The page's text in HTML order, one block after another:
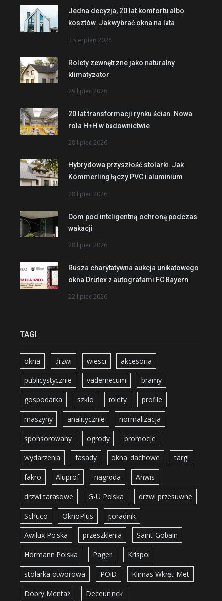
Jedna decyzja, 20 lat komfortu albo
kosztów. Jak wybrać okna na lata
3 sierpień 2026
Rolety zewnętrzne jako naturalny
klimatyzator
29 lipiec 2026
20 lat transformacji rynku ścian. Nowa
rola H+H w budownictwie
28 lipiec 2026
Hybrydowa przyszłość stolarki. Jak
Kömmerling łączy PVC i aluminium
28 lipiec 2026
Dom pod inteligentną ochroną podczas
wakacji
28 lipiec 2026
Rusza charytatywna aukcja unikatowego
okna Drutex z autografami FC Bayern
22 lipiec 2026
TAGI
okna drzwi wiesci akcesoria
publicystycznie vademecum bramy
gospodarka szklo rolety profile
maszyny analitycznie normalizacja
sponsorowany ogrody promocje
wydarzenia fasady okna_dachowe targi
fakro Aluprof nagroda Anwis
drzwi tarasowe G-U Polska drzwi przesuwne
Schüco OknoPlus poradnik
Awilux Polska przeszklenia Saint-Gobain
Hörmann Polska Pagen Krispol
stolarka otworowa POiD Klimas Wkręt-Met
Dobry Montaż Deceuninck